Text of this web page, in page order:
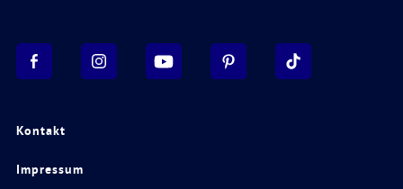
Kontakt
Impressum